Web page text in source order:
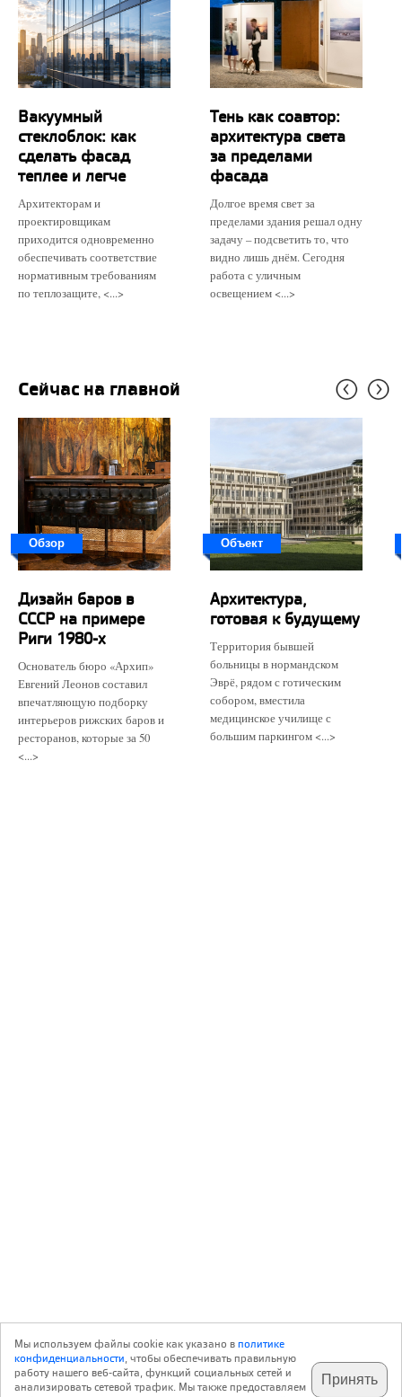
Вакуумный
стеклоблок: как
сделать фасад
теплее и легче
Архитекторам и
проектировщикам
приходится одновременно
обеспечивать соответствие
нормативным требованиям
по теплозащите, <...>
Тень как соавтор:
архитектура света
за пределами
фасада
Долгое время свет за
пределами здания решал одну
задачу – подсветить то, что
видно лишь днём. Сегодня
работа с уличным
освещением <...>
Сейчас на главной
Обзор
Дизайн баров в
СССР на примере
Риги 1980-х
Основатель бюро «Архип»
Евгений Леонов составил
впечатляющую подборку
интерьеров рижских баров и
ресторанов, которые за 50
<...>
Объект
Архитектура,
готовая к будущему
Территория бывшей
больницы в нормандском
Эврё, рядом с готическим
собором, вместила
медицинское училище с
большим паркингом <...>
подпишитесь на наш
✕
Мы используем файлы cookie как указано вполитике
конфиденциальности, чтобы обеспечивать правильную
работу нашего веб-сайта, функций социальных сетей и
анализировать сетевой трафик. Мы также предоставляем
Принять